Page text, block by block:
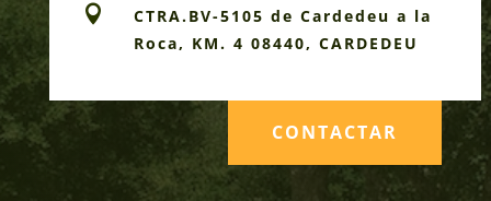

CTRA.BV-5105 de Cardedeu a la
Roca, KM. 4 08440, CARDEDEU
CONTACTAR